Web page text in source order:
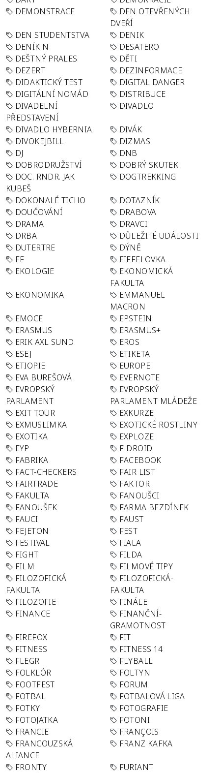
DEMONSTRACE
DEN OTEVŘENÝCH
DVEŘÍ
DEN STUDENTSTVA
DENIK
DENÍK N
DESATERO
DEŠTNÝ PRALES
DĚTI
DEZERT
DEZINFORMACE
DIDAKTICKÝ TEST
DIGITAL DANGER
DIGITÁLNÍ NOMÁD
DISTRIBUCE
DIVADELNÍ
PŘEDSTAVENÍ
DIVADLO
DIVADLO HYBERNIA
DIVÁK
DIVOKEJBILL
DIZMAS
DJ
DNB
DOBRODRUŽSTVÍ
DOBRÝ SKUTEK
DOC. RNDR. JAK
KUBEŠ
DOGTREKKING
DOKONALÉ TICHO
DOTAZNÍK
DOUČOVÁNÍ
DRABOVA
DRAMA
DRAVCI
DRBA
DŮLEŽITÉ UDÁLOSTI
DUTERTRE
DÝNĚ
EF
EIFFELOVKA
EKOLOGIE
EKONOMICKÁ
FAKULTA
EKONOMIKA
EMMANUEL
MACRON
EMOCE
EPSTEIN
ERASMUS
ERASMUS+
ERIK AXL SUND
EROS
ESEJ
ETIKETA
ETIOPIE
EUROPE
EVA BUREŠOVÁ
EVERNOTE
EVROPSKÝ
PARLAMENT
EVROPSKÝ
PARLAMENT MLÁDEŽE
EXIT TOUR
EXKURZE
EXMUSLIMKA
EXOTICKÉ ROSTLINY
EXOTIKA
EXPLOZE
EYP
F-DROID
FABRIKA
FACEBOOK
FACT-CHECKERS
FAIR LIST
FAIRTRADE
FAKTOR
FAKULTA
FANOUŠCI
FANOUŠEK
FARMA BEZDÍNEK
FAUCI
FAUST
FEJETON
FEST
FESTIVAL
FIALA
FIGHT
FILDA
FILM
FILMOVÉ TIPY
FILOZOFICKÁ
FAKULTA
FILOZOFICKÁ-
FAKULTA
FILOZOFIE
FINÁLE
FINANCE
FINANČNÍ-
GRAMOTNOST
FIREFOX
FIT
FITNESS
FITNESS 14
FLEGR
FLYBALL
FOLKLÓR
FOLTYN
FOOTFEST
FORUM
FOTBAL
FOTBALOVÁ LIGA
FOTKY
FOTOGRAFIE
FOTOJATKA
FOTONI
FRANCIE
FRANÇOIS
FRANCOUZSKÁ
ALIANCE
FRANZ KAFKA
FRONTY
FURIANT